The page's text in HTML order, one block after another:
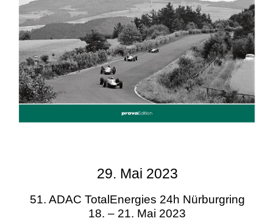
29. Mai 2023
51. ADAC TotalEnergies 24h Nürburgring
18. – 21. Mai 2023